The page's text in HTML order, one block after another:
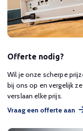
Offerte nodig?
Wil je onze scherpe
bij ons op en vergelijk
verslaan elke prijs.
Vraag een offerte aan